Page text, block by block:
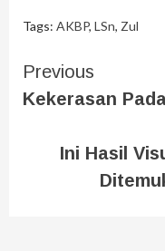
Tags: AKBP, LSn, Zul
Previous
Kekerasan
Ini Hasil